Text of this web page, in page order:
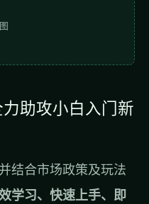
助攻小白入门新
结合市场政策及玩法
学习、快速上手、即